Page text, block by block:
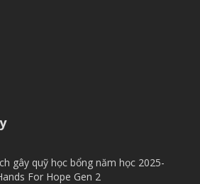
gây quỹ học bổng năm học 2025-
For Hope Gen 2